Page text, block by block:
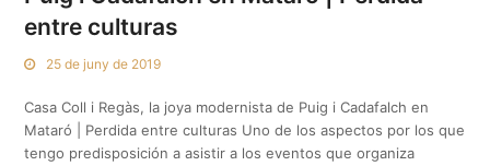
entre culturas
25 de juny de 2019
Casa Coll i Regàs, la joya modernista de Puig i Cadafalch en
Mataró | Perdida entre culturas Uno de los aspectos por los que
tengo predisposición a asistir a los eventos que organiza